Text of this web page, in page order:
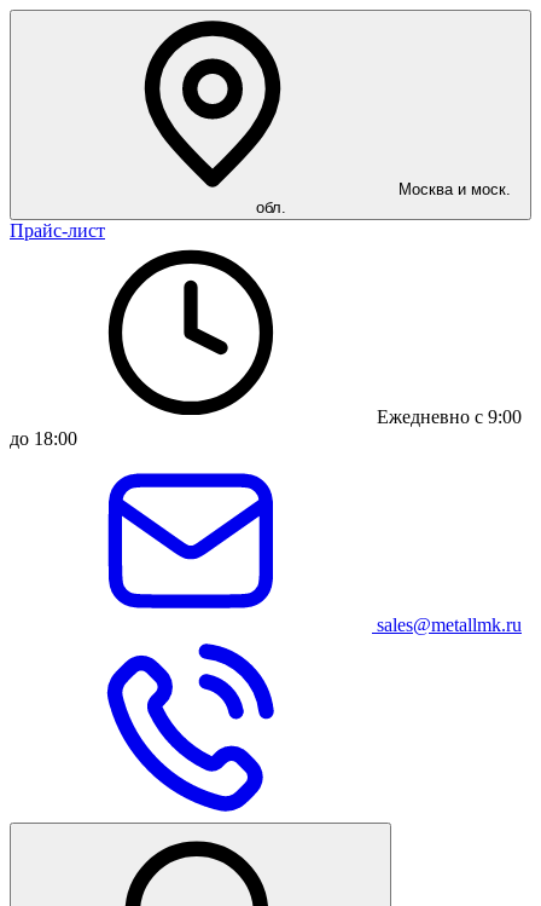
Москва и моск.
обл.
Прайс-лист
Ежедневно с 9:00
до 18:00
sales@metallmk.ru